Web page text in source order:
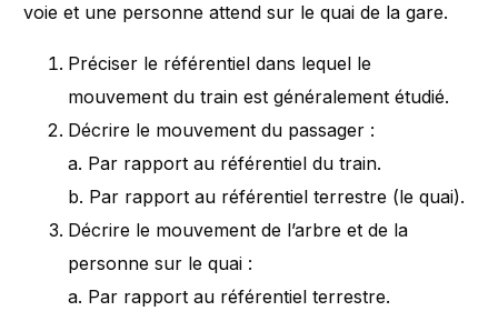
voie et une personne attend sur le quai de la gare.
Préciser le référentiel dans lequel le
mouvement du train est généralement étudié.
Décrire le mouvement du passager :
a. Par rapport au référentiel du train.
b. Par rapport au référentiel terrestre (le quai).
Décrire le mouvement de l’arbre et de la
personne sur le quai :
a. Par rapport au référentiel terrestre.